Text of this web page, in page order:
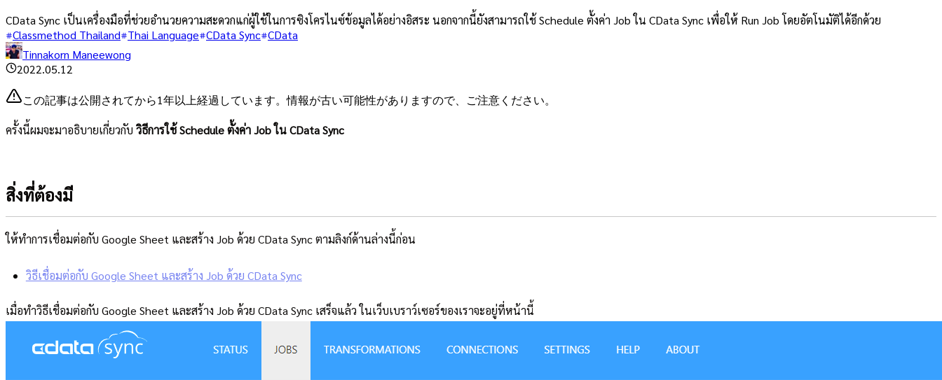
CData Sync เป็นเครื่องมือที่ช่วยอำนวยความสะดวกแก่ผู้ใช้ในการซิงโครไนซ์ข้อมูลได้อย่างอิสระ นอกจากนี้ยังสามารถใช้ Schedule ตั้งค่า Job ใน CData Sync เพื่อให้ Run Job โดยอัตโนมัติได้อีกด้วย
Classmethod Thailand Thai Language CData Sync CData
Tinnakorn Maneewong
2022.05.12
この記事は公開されてから1年以上経過しています。情報が古い可能性がありますので、ご注意ください。
ครั้งนี้ผมจะมาอธิบายเกี่ยวกับ วิธีการใช้ Schedule ตั้งค่า Job ใน CData Sync
สิ่งที่ต้องมี
ให้ทำการเชื่อมต่อกับ Google Sheet และสร้าง Job ด้วย CData Sync ตามลิงก์ด้านล่างนี้ก่อน
วิธีเชื่อมต่อกับ Google Sheet และสร้าง Job ด้วย CData Sync
เมื่อทำวิธีเชื่อมต่อกับ Google Sheet และสร้าง Job ด้วย CData Sync เสร็จแล้ว ในเว็บเบราว์เซอร์ของเราจะอยู่ที่หน้านี้